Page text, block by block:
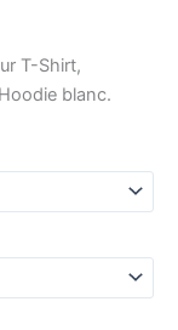
T-Shirt,
blanc.